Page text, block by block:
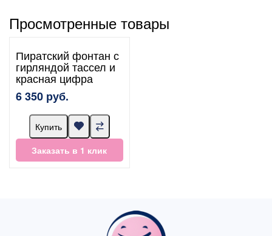
Просмотренные товары
Пиратский фонтан с
гирляндой тассел и
красная цифра
6 350 руб.
Купить
Заказать в 1 клик